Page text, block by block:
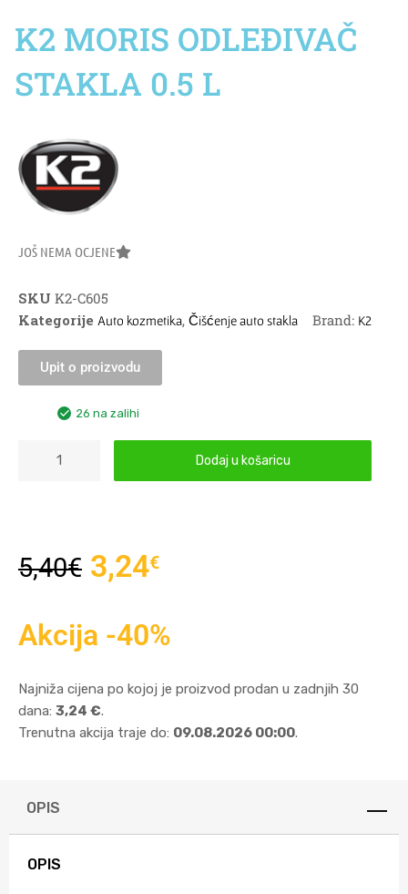
K2 MORIS ODLEĐIVAČ
STAKLA 0.5 L
JOŠ NEMA OCJENE
SKU K2-C605
Kategorije Auto kozmetika, Čišćenje auto stakla Brand: K2
Upit o proizvodu
26 na zalihi
Dodaj u košaricu
5,40€ 3,24€
Akcija -40%
Najniža cijena po kojoj je proizvod prodan u zadnjih 30
dana: 3,24 €.
Trenutna akcija traje do: 09.08.2026 00:00.
OPIS
OPIS